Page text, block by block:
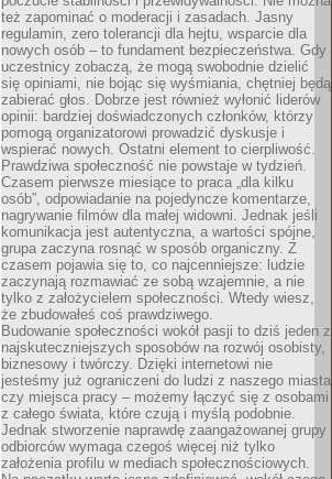
też zapominać o moderacji i zasadach. Jasny
regulamin, zero tolerancji dla hejtu, wsparcie dla
nowych osób – to fundament bezpieczeństwa. Gdy
uczestnicy zobaczą, że mogą swobodnie dzielić
się opiniami, nie bojąc się wyśmiania, chętniej będą
zabierać głos. Dobrze jest również wyłonić liderów
opinii: bardziej doświadczonych członków, którzy
pomogą organizatorowi prowadzić dyskusje i
wspierać nowych. Ostatni element to cierpliwość.
Prawdziwa społeczność nie powstaje w tydzień.
Czasem pierwsze miesiące to praca „dla kilku
osób”, odpowiadanie na pojedyncze komentarze,
nagrywanie filmów dla małej widowni. Jednak jeśli
komunikacja jest autentyczna, a wartości spójne,
grupa zaczyna rosnąć w sposób organiczny. Z
czasem pojawia się to, co najcenniejsze: ludzie
zaczynają rozmawiać ze sobą wzajemnie, a nie
tylko z założycielem społeczności. Wtedy wiesz,
że zbudowałeś coś prawdziwego.
Budowanie społeczności wokół pasji to dziś jeden z
najskuteczniejszych sposobów na rozwój osobisty,
biznesowy i twórczy. Dzięki internetowi nie
jesteśmy już ograniczeni do ludzi z naszego miasta
czy miejsca pracy – możemy łączyć się z osobami
z całego świata, które czują i myślą podobnie.
Jednak stworzenie naprawdę zaangażowanej grupy
odbiorców wymaga czegoś więcej niż tylko
założenia profilu w mediach społecznościowych.